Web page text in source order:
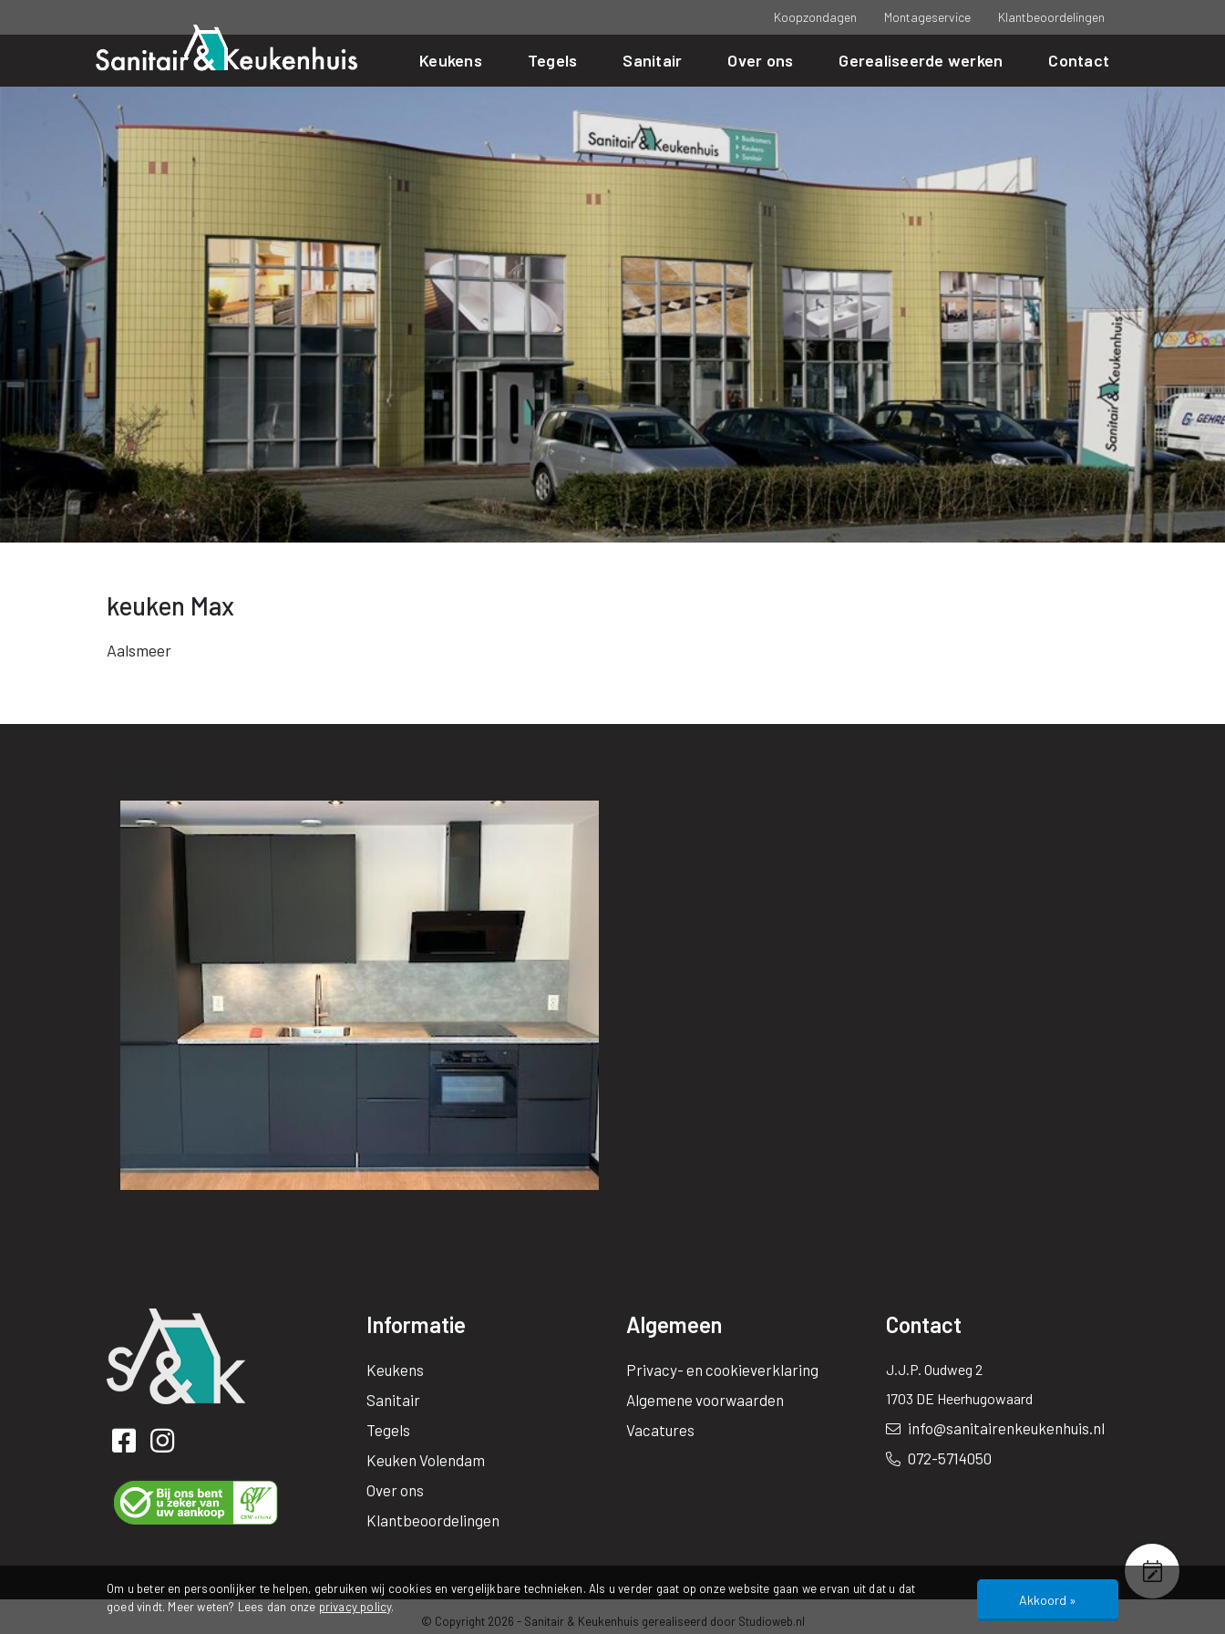
Koopzondagen Montageservice Klantbeoordelingen
Keukens Tegels Sanitair Over ons Gerealiseerde werken Contact
keuken Max
Aalsmeer
Informatie
Keukens
Sanitair
Tegels
Keuken Volendam
Over ons
Klantbeoordelingen
Algemeen
Privacy- en cookieverklaring
Algemene voorwaarden
Vacatures
Contact
J.J.P. Oudweg 2
1703 DE Heerhugowaard
info@sanitairenkeukenhuis.nl
072-5714050
© Copyright 2026 - Sanitair & Keukenhuis gerealiseerd door Studioweb.nl
Om u beter en persoonlijker te helpen, gebruiken wij cookies en vergelijkbare technieken. Als u verder gaat op onze website gaan we ervan uit dat u dat
goed vindt. Meer weten? Lees dan onze privacy policy. Akkoord »